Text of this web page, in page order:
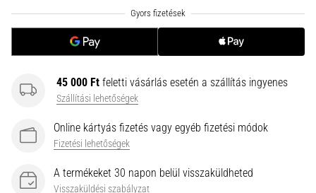
és
megelőzés
más
iliotibiális
szalag
(ITBS),
egy
45 000 Ft feletti vásárlás esetén a szállítás ingyenes
Szállítási lehetőségek
Online kártyás fizetés vagy egyéb fizetési módok
Fizetési lehetőségek
A termékeket 30 napon belül visszaküldheted
Visszaküldési szabályzat